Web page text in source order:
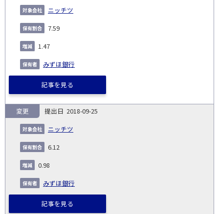
ニッチツ
7.59
1.47
みずほ銀行
記事を見る
2018-09-25
ニッチツ
変更
6.12
0.98
みずほ銀行
記事を見る